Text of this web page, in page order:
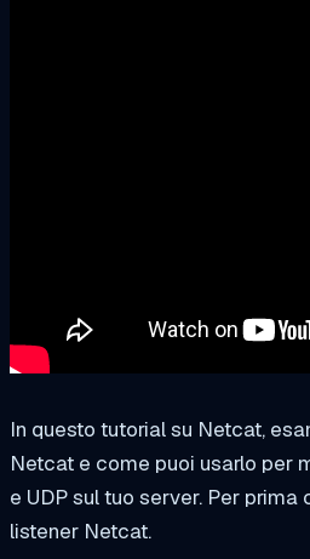
In questo tutorial su Netcat,
Netcat e come puoi usarlo per
e UDP sul tuo server. Per
listener Netcat.